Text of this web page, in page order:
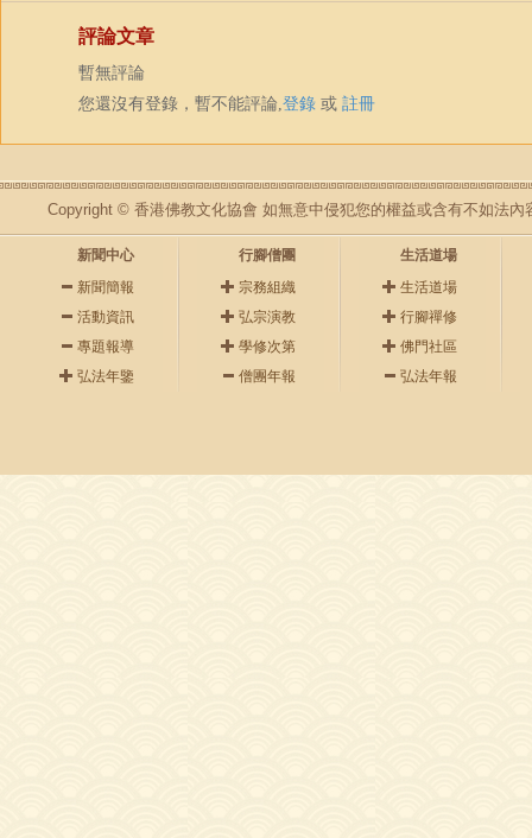
評論文章
暫無評論
您還沒有登錄，暫不能評論,登錄 或 註冊
Copyright © 香港佛教文化協會 如無意中侵犯您的權益或含有不如法內
新聞中心
新聞簡報
活動資訊
專題報導
弘法年鑒
行腳僧團
宗務組織
弘宗演教
學修次第
僧團年報
生活道場
生活道場
行腳禪修
佛門社區
弘法年報